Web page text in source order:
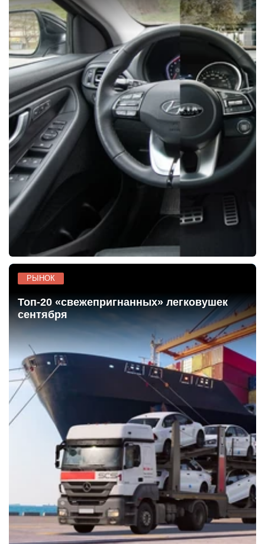
РЫНОК
Топ-20 «свежепригнанных» легковушек
сентября